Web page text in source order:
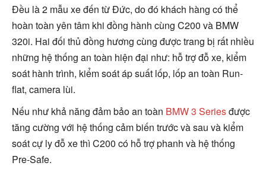
Đều là 2 mẫu xe đến từ Đức, do đó khách hàng có thể
hoàn toàn yên tâm khi đồng hành cùng C200 và BMW
320i. Hai đối thủ đồng hương cùng được trang bị rất nhiều
những hệ thống an toàn hiện đại như: hỗ trợ đỗ xe, kiểm
soát hành trình, kiểm soát áp suất lốp, lốp an toàn Run-
flat, camera lùi.
Nếu như khả năng đảm bảo an toàn BMW 3 Seriesđược
tăng cường với hệ thống cảm biến trước và sau và kiểm
soát cự ly đỗ xe thì C200 có hỗ trợ phanh và hệ thống
Pre-Safe.